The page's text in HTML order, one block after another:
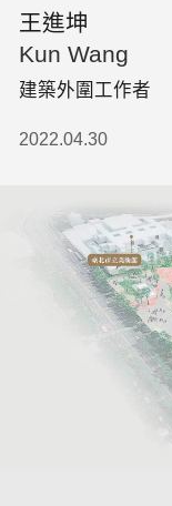
王進坤
Kun Wang
建築外圍工作者
2022.04.30